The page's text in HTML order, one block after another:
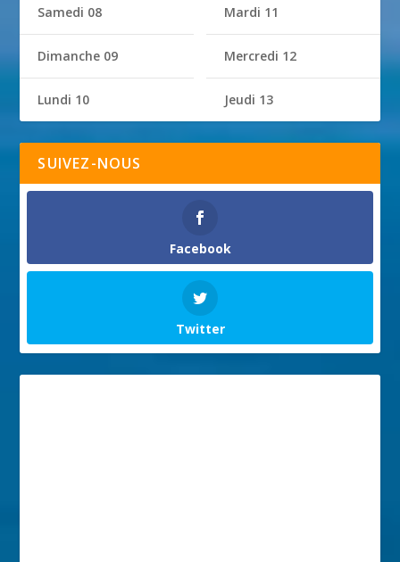
Samedi 08
Dimanche 09
Lundi 10
Mardi 11
Mercredi 12
Jeudi 13
SUIVEZ-NOUS
Facebook
Twitter